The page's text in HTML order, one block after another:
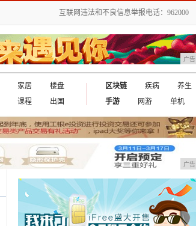
互联网违法和不良信息举报电话：962000
广告
家居
楼盘
课程 出国
区块链 疾病
养生
手游
网游 单机
广告